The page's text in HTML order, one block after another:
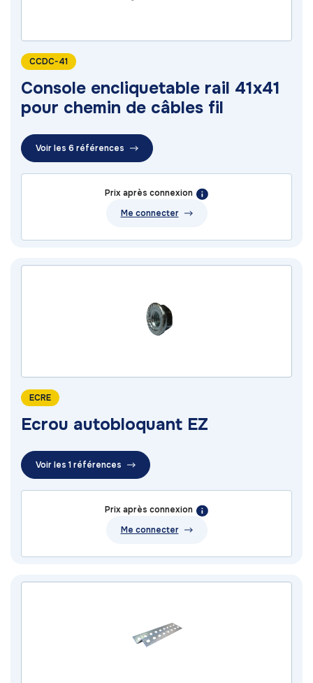
CCDC-41
Console encliquetable rail 41x41
pour chemin de câbles fil
Voir les 6 références
Prix après connexion
Me connecter
ECRE
Ecrou autobloquant EZ
Voir les 1 références
Prix après connexion
Me connecter